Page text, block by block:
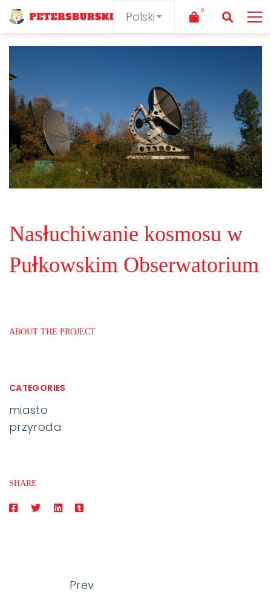
Nasłuchiwanie kosmosu w
Pułkowskim Obserwatorium
ABOUT THE PROJECT
CATEGORIES
miasto
przyroda
SHARE
Prev